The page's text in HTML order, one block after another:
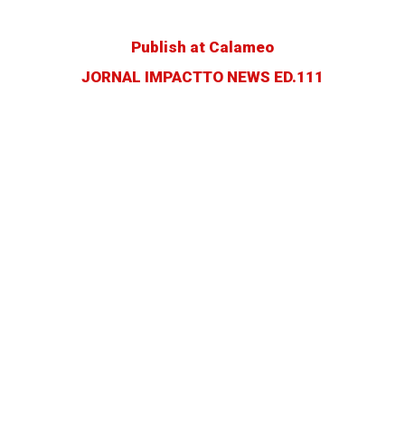
Publish at Calameo
JORNAL IMPACTTO NEWS ED.111